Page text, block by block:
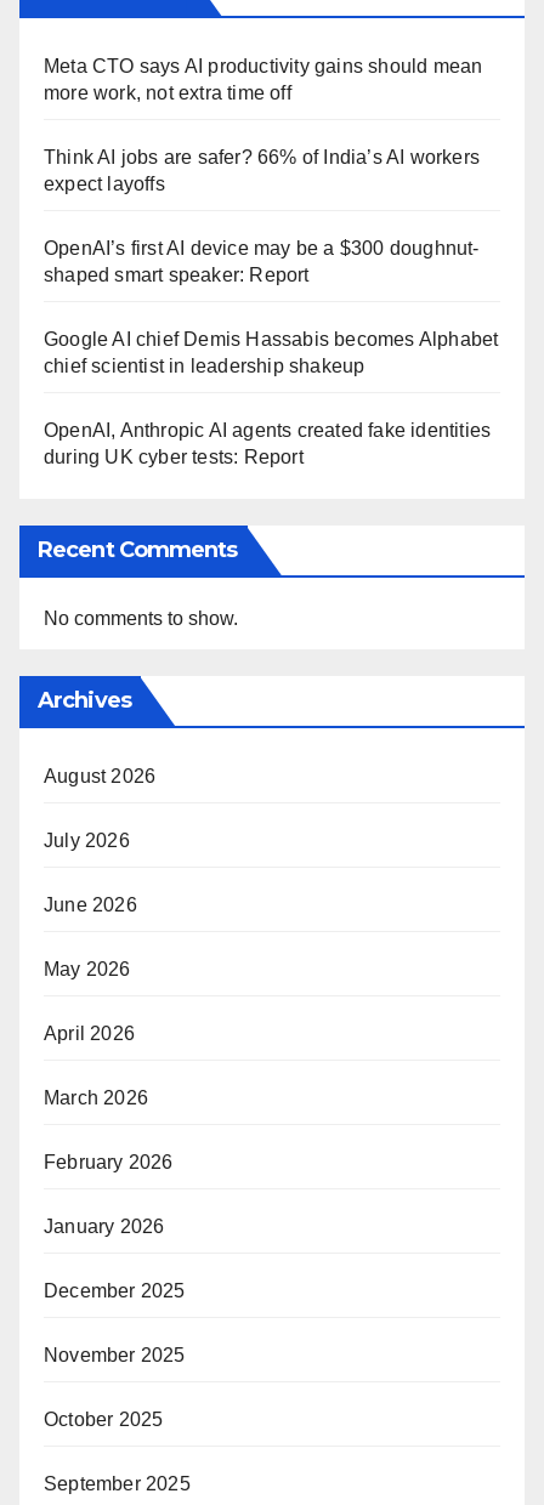
Meta CTO says AI productivity gains should mean
more work, not extra time off
Think AI jobs are safer? 66% of India’s AI workers
expect layoffs
OpenAI’s first AI device may be a $300 doughnut-
shaped smart speaker: Report
Google AI chief Demis Hassabis becomes Alphabet
chief scientist in leadership shakeup
OpenAI, Anthropic AI agents created fake identities
during UK cyber tests: Report
Recent Comments
No comments to show.
Archives
August 2026
July 2026
June 2026
May 2026
April 2026
March 2026
February 2026
January 2026
December 2025
November 2025
October 2025
September 2025